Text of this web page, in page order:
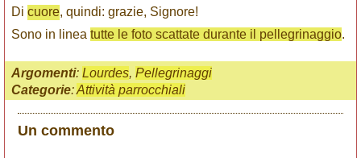
Di cuore, quindi: grazie, Signore!
Sono in linea tutte le foto scattate durante il pellegrinaggio.
Argomenti: Lourdes, Pellegrinaggi
Categorie:Attività parrocchiali
Un commento